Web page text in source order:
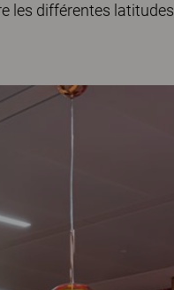
les différentes latitudes